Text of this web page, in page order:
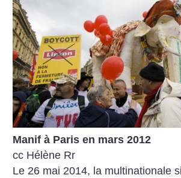
Manif à Paris en mars 2012
cc Hélène Rr
Le 26 mai 2014, la multinationale